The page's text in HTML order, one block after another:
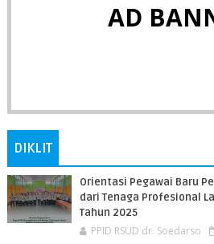
AD
DIKLIT
Orientasi Pegawai Baru
dari Tenaga Profesional
Tahun 2025
PPID RSUD dr. Soedarso